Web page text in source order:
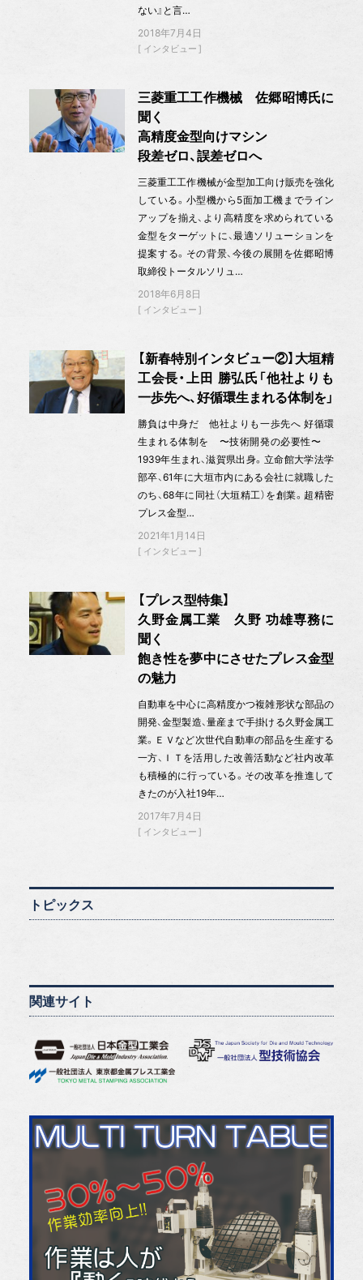
ない』と言…
2018年7月4日
インタビュー
三菱重工工作機械 佐郷昭博氏に
聞く
高精度金型向けマシン
段差ゼロ、誤差ゼロへ
三菱重工工作機械が金型加工向け販売を強化
している。小型機から5面加工機までライン
アップを揃え、より高精度を求められている
金型をターゲットに、最適ソリューションを
提案する。その背景、今後の展開を佐郷昭博
取締役トータルソリュ…
2018年6月8日
インタビュー
【新春特別インタビュー②】大垣精
工会長・上田 勝弘氏「他社よりも
一歩先へ、好循環生まれる体制を」
勝負は中身だ 他社よりも一歩先へ 好循環
生まれる体制を 〜技術開発の必要性〜
1939年生まれ、滋賀県出身。立命館大学法学
部卒、61年に大垣市内にある会社に就職した
のち、68年に同社（大垣精工）を創業。超精密
プレス金型…
2021年1月14日
インタビュー
【プレス型特集】
久野金属工業 久野 功雄専務に
聞く
飽き性を夢中にさせたプレス金型
の魅力
自動車を中心に高精度かつ複雑形状な部品の
開発、金型製造、量産まで手掛ける久野金属工
業。ＥＶなど次世代自動車の部品を生産する
一方、ＩＴを活用した改善活動など社内改革
も積極的に行っている。その改革を推進して
きたのが入社19年…
2017年7月4日
インタビュー
トピックス
関連サイト